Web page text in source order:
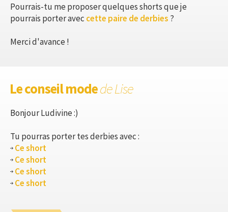
Pourrais-tu me proposer quelques shorts que je
pourrais porter avec cette paire de derbies ?
Merci d'avance !
Le conseil modede Lise
Bonjour Ludivine :)
Tu pourras porter tes derbies avec :
Ce short
Ce short
Ce short
Ce short